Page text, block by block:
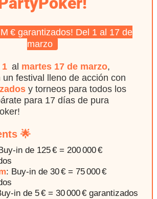
M € garantizados! Del 1 al 17 de
marzo
al martes 17 de marzo,
festival lleno de acción con
y torneos para todos los
para 17 días de pura
🌟
in de 125 € = 200 000 €
: Buy-in de 30 € = 75 000 €
in de 5 € = 30 000 € garantizados